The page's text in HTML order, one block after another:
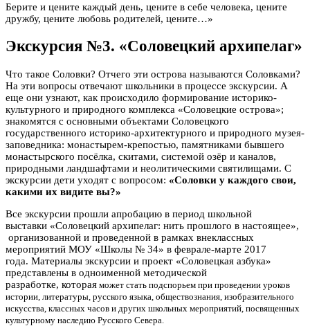
Берите и цените каждый день, цените в себе человека, цените
дружбу, цените любовь родителей, цените…»
Экскурсия №3. «Соловецкий архипелаг»
Что такое Соловки? Отчего эти острова называются Соловками?
На эти вопросы отвечают школьники в процессе экскурсии. А
еще они узнают, как происходило формирование историко-
культурного и природного комплекса «Соловецкие острова»;
знакомятся с основными объектами Соловецкого
государственного историко-архитектурного и природного музея-
заповедника: монастырем-крепостью, памятниками бывшего
монастырского посёлка, скитами, системой озёр и каналов,
природными ландшафтами и неолитическими святилищами. С
экскурсии дети уходят с вопросом: «Соловки у каждого свои,
какими их видите вы?»
Все экскурсии прошли апробацию в период школьной
выставки «Соловецкий архипелаг: нить прошлого в настоящее»,
организованной и проведенной в рамках внеклассных
мероприятий МОУ «Школы № 34» в феврале-марте 2017
года. Материалы экскурсии и проект «Соловецкая азбука»
представлены в одноименной методической
разработке, которая может стать подспорьем при проведении уроков
истории, литературы, русского языка, обществознания, изобразительного
искусства, классных часов и других школьных мероприятий, посвященных
культурному наследию Русского Севера.